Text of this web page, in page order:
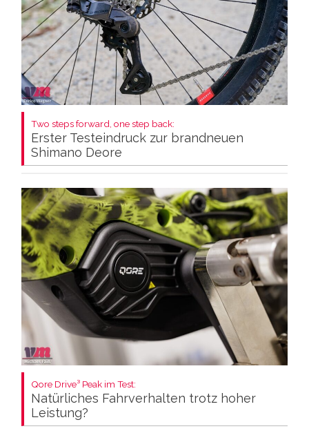
Two steps forward, one step back:
Erster Testeindruck zur brandneuen
Shimano Deore
Qore Drive³ Peak im Test:
Natürliches Fahrverhalten trotz hoher
Leistung?